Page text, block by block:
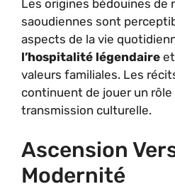
Les origines bédouines de
saoudiennes sont
aspects de la vie
l’hospitalité légendaire
valeurs familiales. Les
continuent de jouer un rôle
transmission culturelle.
Ascension
Modernité